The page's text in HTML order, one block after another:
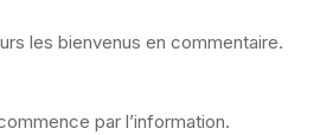
les bienvenus en commentaire.
par l’information.